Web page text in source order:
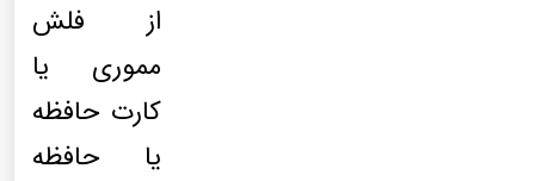
از فلش
مموری یا
کارت حافظه
یا حافظه